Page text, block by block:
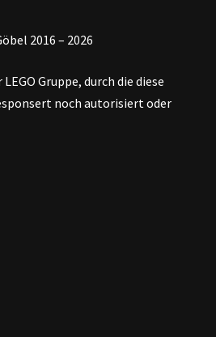
2016 – 2026
Gruppe, durch die diese
noch autorisiert oder